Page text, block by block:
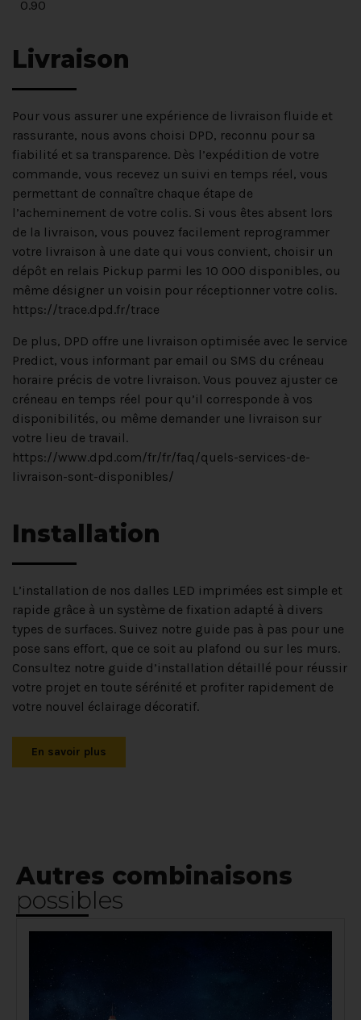
0.90
Livraison
Pour vous assurer une expérience de livraison fluide et
rassurante, nous avons choisi DPD, reconnu pour sa
fiabilité et sa transparence. Dès l’expédition de votre
commande, vous recevez un suivi en temps réel, vous
permettant de connaître chaque étape de
l’acheminement de votre colis. Si vous êtes absent lors
de la livraison, vous pouvez facilement reprogrammer
votre livraison à une date qui vous convient, choisir un
dépôt en relais Pickup parmi les 10 000 disponibles, ou
même désigner un voisin pour réceptionner votre colis.
https://trace.dpd.fr/trace
De plus, DPD offre une livraison optimisée avec le service
Predict, vous informant par email ou SMS du créneau
horaire précis de votre livraison. Vous pouvez ajuster ce
créneau en temps réel pour qu’il corresponde à vos
disponibilités, ou même demander une livraison sur
votre lieu de travail.
https://www.dpd.com/fr/fr/faq/quels-services-de-
livraison-sont-disponibles/
Installation
L’installation de nos dalles LED imprimées est simple et
rapide grâce à un système de fixation adapté à divers
types de surfaces. Suivez notre guide pas à pas pour une
pose sans effort, que ce soit au plafond ou sur les murs.
Consultez notre guide d’installation détaillé pour réussir
votre projet en toute sérénité et profiter rapidement de
votre nouvel éclairage décoratif.
En savoir plus
Autres combinaisons
possibles